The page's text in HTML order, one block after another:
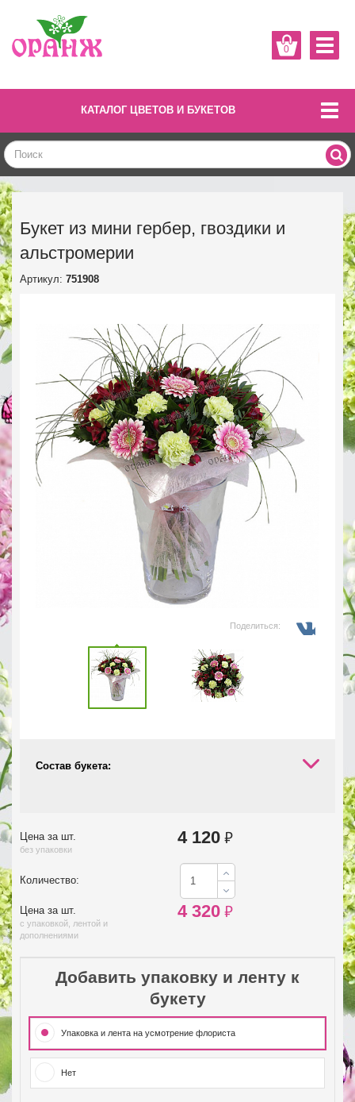
0
КАТАЛОГ ЦВЕТОВ И БУКЕТОВ
Букет из мини гербер, гвоздики и
альстромерии
Артикул: 751908
Поделиться:
Состав букета:
Цена за шт.
без упаковки
4 120 ₽
Количество:
Цена за шт.
с упаковкой, лентой и
дополнениями
4 320 ₽
Добавить упаковку и ленту к
букету
Упаковка и лента на усмотрение флориста
Нет